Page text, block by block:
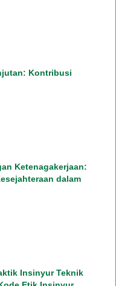
Kontribusi
Ketenagakerjaan:
dalam
Insinyur Teknik